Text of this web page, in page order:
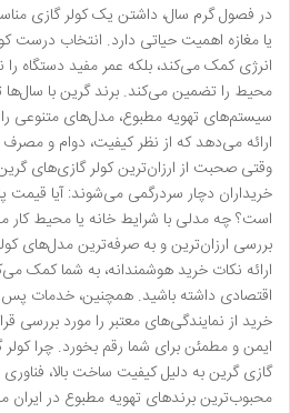
در فصول گرم سال، داشتن یک کولر گازی
یا مغازه اهمیت حیاتی دارد. انتخاب درست
انرژی کمک می‌کند، بلکه عمر مفید دستگاه
محیط را تضمین می‌کند. برند گرین با سال‌ها
سیستم‌های تهویه مطبوع، مدل‌های متنوعی
ارائه می‌دهد که از نظر کیفیت، دوام و مصرف
وقتی صحبت از ارزان‌ترین کولر گازی‌های
خریداران دچار سردرگمی می‌شوند: آیا قیمت
است؟ چه مدلی با شرایط خانه یا محیط کار
بررسی ارزان‌ترین و به صرفه‌ترین مدل‌های
ارائه نکات خرید هوشمندانه، به شما کمک
اقتصادی داشته باشید. همچنین، خدمات پس
خرید از نمایندگی‌های معتبر را مورد بررسی
ایمن و مطمئن برای شما رقم بخورد. چرا
گازی گرین به دلیل کیفیت ساخت بالا،
محبوب‌ترین برندهای تهویه مطبوع در